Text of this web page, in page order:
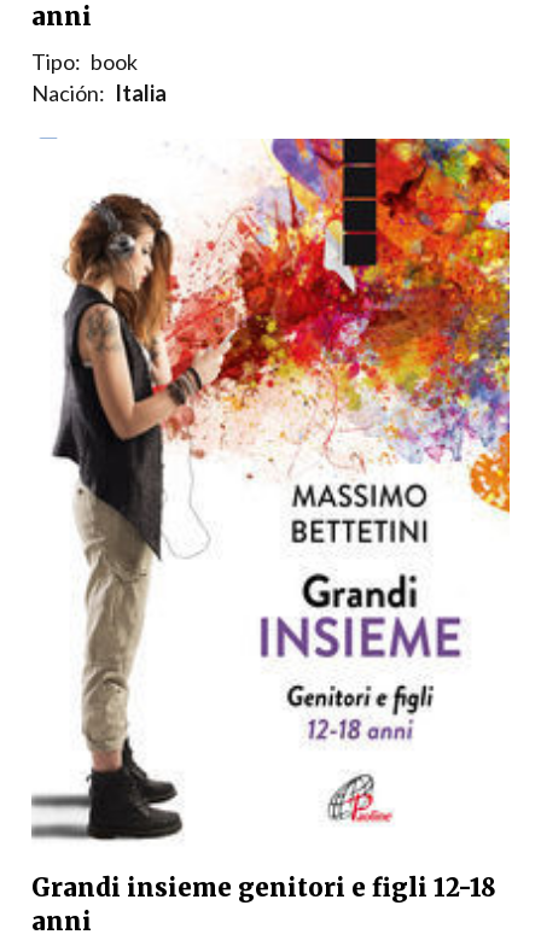
anni
Tipo: book
Nación: Italia
Grandi insieme genitori e figli 12-18
anni